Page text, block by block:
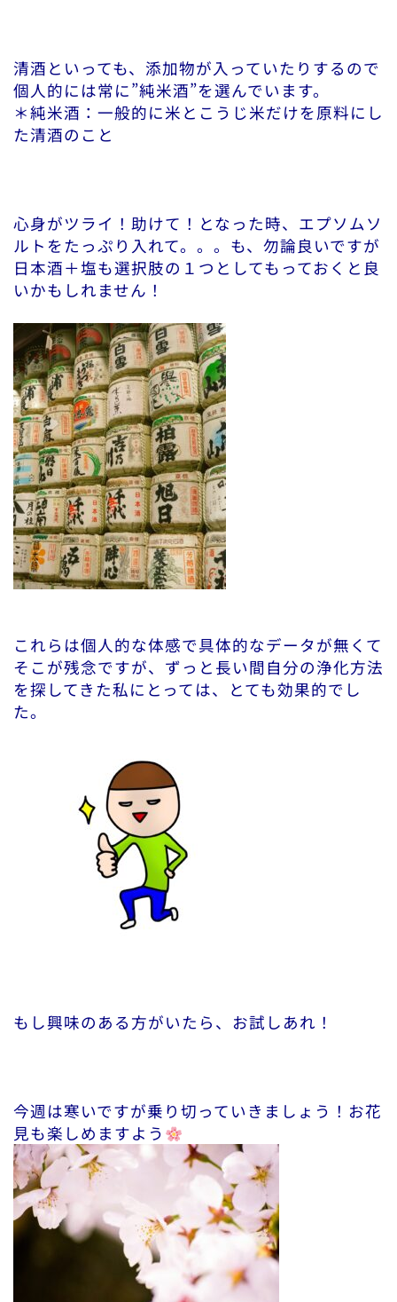
清酒といっても、添加物が入っていたりするので
個人的には常に”純米酒”を選んでいます。
＊純米酒：一般的に米とこうじ米だけを原料にし
た清酒のこと
心身がツライ！助けて！となった時、エプソムソ
ルトをたっぷり入れて。。。も、勿論良いですが
日本酒＋塩も選択肢の１つとしてもっておくと良
いかもしれません！
これらは個人的な体感で具体的なデータが無くて
そこが残念ですが、ずっと長い間自分の浄化方法
を探してきた私にとっては、とても効果的でし
た。
もし興味のある方がいたら、お試しあれ！
今週は寒いですが乗り切っていきましょう！お花
見も楽しめますよう